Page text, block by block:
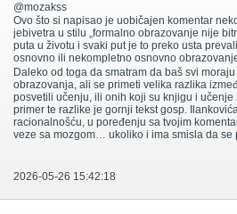
@mozakss
Ovo što si napisao je uobičajen komentar
jebivetra u stilu „formalno obrazovanje nije
puta u životu i svaki put je to preko usta
osnovno ili nekompletno osnovno
Daleko od toga da smatram da baš svi
obrazovanja, ali se primeti velika razlika
posvetili učenju, ili onih koji su knjigu i
primer te razlike je gornji tekst gosp.
racionalnošću, u poređenju sa tvojim
veze sa mozgom… ukoliko i ima smisla da se
2026-05-26 15:42:18